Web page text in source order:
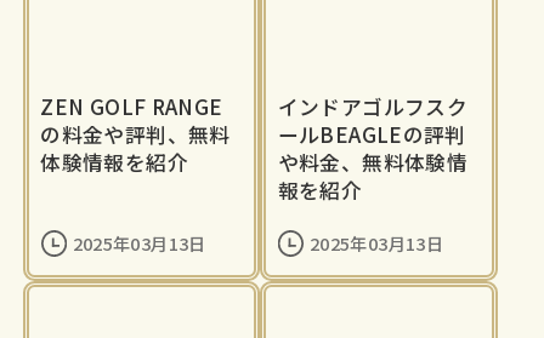
ZEN GOLF RANGE
の料金や評判、無料
体験情報を紹介
2025年03月13日
インドアゴルフスク
ールBEAGLEの評判
や料金、無料体験情
報を紹介
2025年03月13日